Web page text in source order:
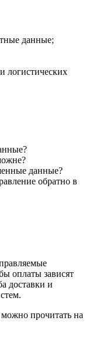
данные;
логистических
данные?
обратно в
оплаты зависят
доставки и
прочитать на